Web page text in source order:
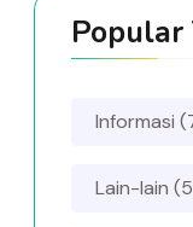
Popular
Informasi
Lain-lain